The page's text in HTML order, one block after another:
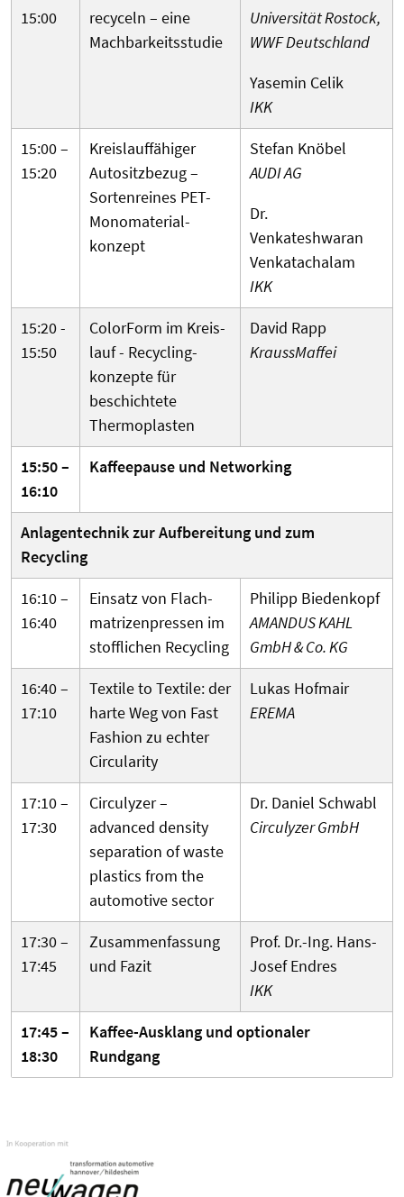
15:00
recyceln – eine
Machbarkeits­studie
Universität Rostock,
WWF Deutschland
Yasemin Celik
IKK
15:00 –
15:20
Kreis­lauf­fähiger
Auto­sitzbezug –
Sorten­reines PET-
Mono­material­
konzept
Stefan Knöbel
AUDI AG
Dr.
Venkateshwaran
Venkatachalam
IKK
15:20 -
15:50
ColorForm im Kreis­
lauf - Recycling­
konzepte für
beschichtete
Thermo­plasten
David Rapp
KraussMaffei
15:50 –
16:10
Kaffeepause und Networking
Anlagen­technik zur Auf­bereitung und zum
Recycling
16:10 –
16:40
Einsatz von Flach­
matrizen­pressen im
stofflichen Recycling
Philipp Biedenkopf
AMANDUS KAHL
GmbH & Co. KG
16:40 –
17:10
Textile to Textile: der
harte Weg von Fast
Fashion zu echter
Circularity
Lukas Hofmair
EREMA
17:10 –
17:30
Circulyzer –
advanced density
separation of waste
plastics from the
automotive sector
Dr. Daniel Schwabl
Circulyzer GmbH
17:30 –
17:45
Zusammenfassung
und Fazit
Prof. Dr.-Ing. Hans-
Josef Endres
IKK
17:45 –
18:30
Kaffee-Ausklang und optionaler
Rundgang